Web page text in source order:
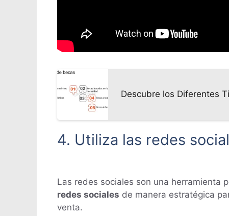
Descubre los Diferentes
4. Utiliza las redes
Las redes sociales son una herramienta
redes sociales de manera estratégica
venta.